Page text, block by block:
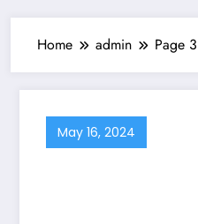
Home admin Page 3
May 16, 2024